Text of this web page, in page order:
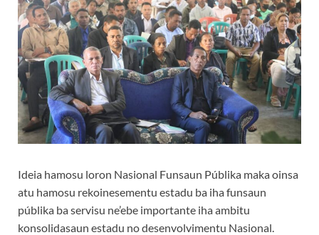
Ideia hamosu loron Nasional Funsaun Públika maka oinsa
atu hamosu rekoinesementu estadu ba iha funsaun
públika ba servisu ne’ebe importante iha ambitu
konsolidasaun estadu no desenvolvimentu Nasional.